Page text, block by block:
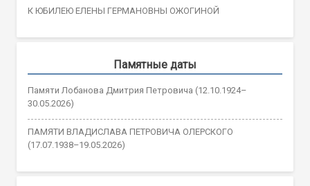
К ЮБИЛЕЮ ЕЛЕНЫ ГЕРМАНОВНЫ ОЖОГИНОЙ
Памятные даты
Памяти Лобанова Дмитрия Петровича (12.10.1924–
30.05.2026)
ПАМЯТИ ВЛАДИСЛАВА ПЕТРОВИЧА ОЛЕРСКОГО
(17.07.1938–19.05.2026)